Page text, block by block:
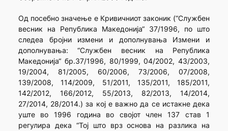
Од посебно значење е Кривичниот законик (“Службен
весник на Република Македонија“ 37/1996, по што
следеа бројни измени и дополнувања Измени и
дополнувања: “Службен весник на Република
Македонија“ бр.37/1996, 80/1999, 04/2002, 43/2003,
19/2004, 81/2005, 60/2006, 73/2006, 07/2008,
139/2008, 114/2009, 51/2011, 135/2011, 185/2011,
142/2012, 166/2012, 55/2013, 82/2013, 14/2014,
27/2014, 28/2014.) за кој е важно да се истакне дека
уште во 1996 година во својот член 137 став 1
регулира дека “Тој што врз основа на разлика на